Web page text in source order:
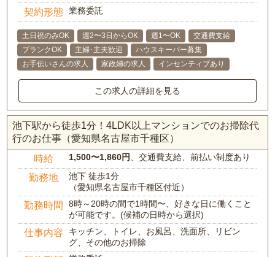
契約形態 業務委託
土日祝のみOK 週2〜3日からOK 週1〜OK
交通費支給
ブランクOK
主婦･主夫歓迎
ハウスキーパー募集
お手伝いさんの求人
家政婦の求人 インセンティブあり
この求人の詳細を見る
池下駅から徒歩1分！4LDK以上マンションでのお掃除代
行のお仕事（愛知県名古屋市千種区）
時給 1,500〜1,860円 、交通費支給、前払い制度あり
勤務地
池下 徒歩1分
（愛知県名古屋市千種区付近）
勤務時間
8時～20時の間で1時間〜、好きな日に働くこと
が可能です。(候補の日時から選択)
仕事内容
キッチン、トイレ、お風呂、洗面所、リビン
グ、その他のお掃除